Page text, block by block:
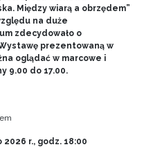
Między wiarą a obrzędem”
na duże
zdecydowało o
prezentowaną w
oglądać w marcowe i
9.00 do 17.00.
2026 r., godz. 18:00